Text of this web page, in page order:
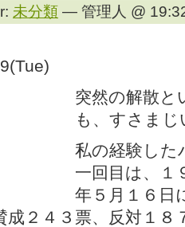
未分類 — 管理人 @
突然の解散と
も、すさま
私の経験した
一回目は、１
年５月１６日
成２４３票、反対１８